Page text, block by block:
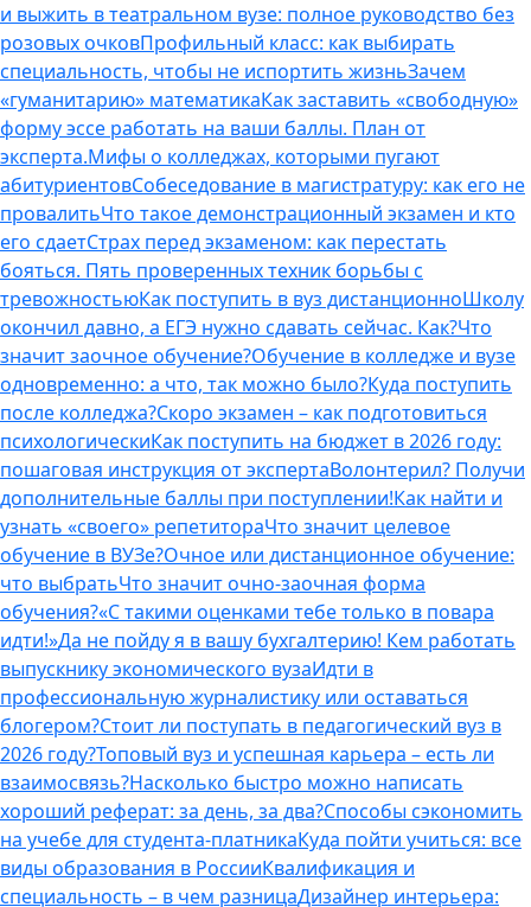
и выжить в театральном вузе: полное руководство без
розовых очковПрофильный класс: как выбирать
специальность, чтобы не испортить жизньЗачем
«гуманитарию» математикаКак заставить «свободную»
форму эссе работать на ваши баллы. План от
эксперта.Мифы о колледжах, которыми пугают
абитуриентовСобеседование в магистратуру: как его не
провалитьЧто такое демонстрационный экзамен и кто
его сдаетСтрах перед экзаменом: как перестать
бояться. Пять проверенных техник борьбы с
тревожностьюКак поступить в вуз дистанционноШколу
окончил давно, а ЕГЭ нужно сдавать сейчас. Как?Что
значит заочное обучение?Обучение в колледже и вузе
одновременно: а что, так можно было?Куда поступить
после колледжа?Скоро экзамен – как подготовиться
психологическиКак поступить на бюджет в 2026 году:
пошаговая инструкция от экспертаВолонтерил? Получи
дополнительные баллы при поступлении!Как найти и
узнать «своего» репетитораЧто значит целевое
обучение в ВУЗе?Очное или дистанционное обучение:
что выбратьЧто значит очно-заочная форма
обучения?«С такими оценками тебе только в повара
идти!»Да не пойду я в вашу бухгалтерию! Кем работать
выпускнику экономического вузаИдти в
профессиональную журналистику или оставаться
блогером?Стоит ли поступать в педагогический вуз в
2026 году?Топовый вуз и успешная карьера – есть ли
взаимосвязь?Насколько быстро можно написать
хороший реферат: за день, за два?Способы сэкономить
на учебе для студента-платникаКуда пойти учиться: все
виды образования в РоссииКвалификация и
специальность – в чем разницаДизайнер интерьера: